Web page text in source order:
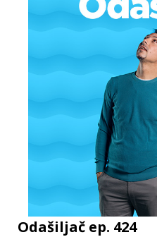
Odašiljač ep. 424